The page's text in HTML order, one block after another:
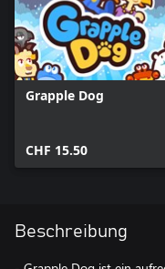
Grapple Dog
CHF 15.50
Beschreibung